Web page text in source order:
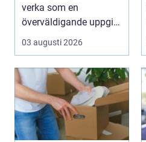
verka som en
överväldigande uppgift,
speciellt om man bor...
03 augusti 2026